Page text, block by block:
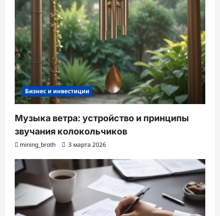
Бизнес и инвестиции
Музыка ветра: устройство и принципы
звучания колокольчиков
mining_broth 3 марта 2026